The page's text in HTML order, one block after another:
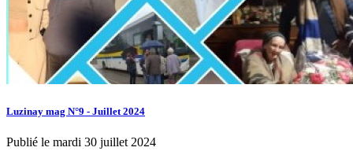
Luzinay mag N°9 - Juillet 2024
Publié le mardi 30 juillet 2024